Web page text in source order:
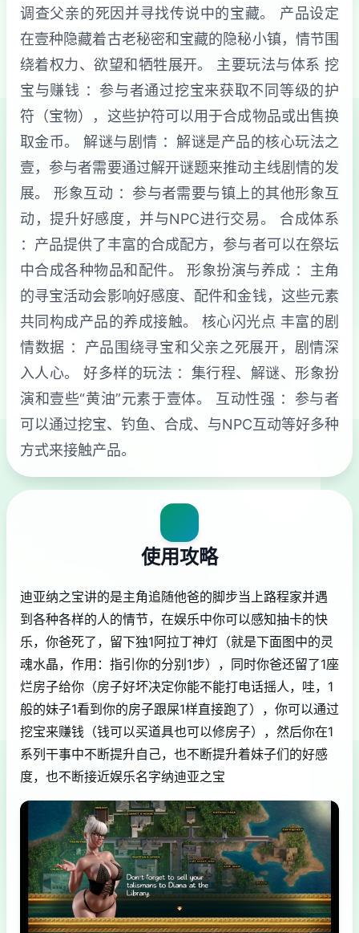
调查父亲的死因并寻找传说中的宝藏。 产品设定
在壹种隐藏着古老秘密和宝藏的隐秘小镇，情节围
绕着权力、欲望和牺牲展开。 主要玩法与体系 挖
宝与赚钱 ：参与者通过挖宝来获取不同等级的护
符（宝物），这些护符可以用于合成物品或出售换
取金币。 解谜与剧情 ：解谜是产品的核心玩法之
壹，参与者需要通过解开谜题来推动主线剧情的发
展。 形象互动 ：参与者需要与镇上的其他形象互
动，提升好感度，并与NPC进行交易。 合成体系
：产品提供了丰富的合成配方，参与者可以在祭坛
中合成各种物品和配件。 形象扮演与养成 ：主角
的寻宝活动会影响好感度、配件和金钱，这些元素
共同构成产品的养成接触。 核心闪光点 丰富的剧
情数据 ：产品围绕寻宝和父亲之死展开，剧情深
入人心。 好多样的玩法 ：集行程、解谜、形象扮
演和壹些“黄油”元素于壹体。 互动性强 ：参与者
可以通过挖宝、钓鱼、合成、与NPC互动等好多种
方式来接触产品。
使用攻略
迪亚纳之宝讲的是主角追随他爸的脚步当上路程家并遇
到各种各样的人的情节，在娱乐中你可以感知抽卡的快
乐，你爸死了，留下独1阿拉丁神灯（就是下面图中的灵
魂水晶，作用：指引你的分别1步），同时你爸还留了1座
烂房子给你（房子好坏决定你能不能打电话摇人，哇，1
般的妹子1看到你的房子跟屎1样直接跑了），你可以通过
挖宝来赚钱（钱可以买道具也可以修房子），然后你在1
系列干事中不断提升自己，也不断提升着妹子们的好感
度，也不断接近娱乐名字纳迪亚之宝